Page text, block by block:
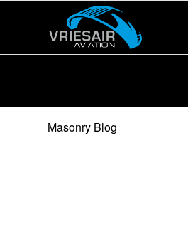
Masonry Blog